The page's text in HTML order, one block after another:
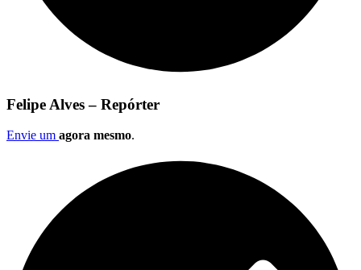
Felipe Alves – Repórter
Envie um agora mesmo.